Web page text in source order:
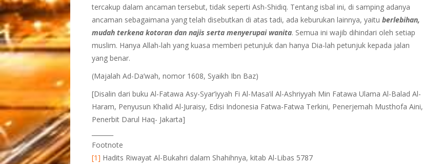
tercakup dalam ancaman tersebut, tidak seperti Ash-Shidiq. Tentang isbal ini, di samping adanya
ancaman sebagaimana yang telah disebutkan di atas tadi, ada keburukan lainnya, yaitu berlebihan,
mudah terkena kotoran dan najis serta menyerupai wanita. Semua ini wajib dihindari oleh setiap
muslim. Hanya Allah-lah yang kuasa memberi petunjuk dan hanya Dia-lah petunjuk kepada jalan
yang benar.
(Majalah Ad-Da’wah, nomor 1608, Syaikh Ibn Baz)
[Disalin dari buku Al-Fatawa Asy-Syar’iyyah Fi Al-Masa’il Al-Ashriyyah Min Fatawa Ulama Al-Balad Al-
Haram, Penyusun Khalid Al-Juraisy, Edisi Indonesia Fatwa-Fatwa Terkini, Penerjemah Musthofa Aini,
Penerbit Darul Haq- Jakarta]
Footnote
[1] Hadits Riwayat Al-Bukahri dalam Shahihnya, kitab Al-Libas 5787